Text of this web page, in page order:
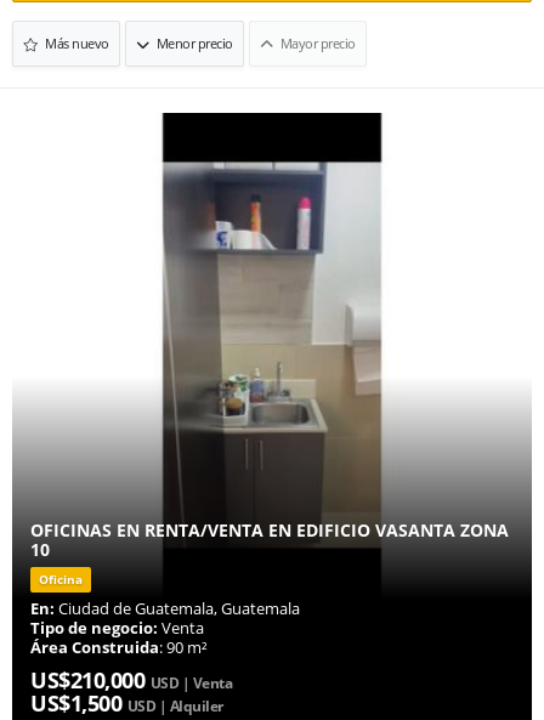
Más nuevo Menor precio Mayor precio
OFICINAS EN RENTA/VENTA EN EDIFICIO VASANTA ZONA
10
Oficina
En: Ciudad de Guatemala, Guatemala
Tipo de negocio: Venta
Área Construida: 90 m²
US$210,000 USD | Venta
US$1,500 USD | Alquiler